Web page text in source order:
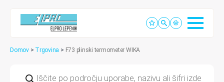
Domov > Trgovina > F73 plinski termometer WIKA
search